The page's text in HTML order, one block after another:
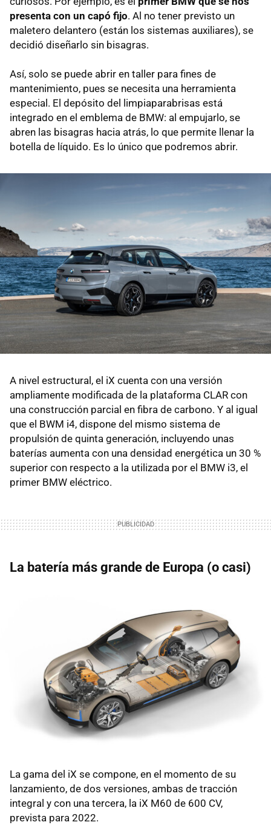
presenta con un capó fijo. Al no tener previsto un
maletero delantero (están los sistemas auxiliares), se
decidió diseñarlo sin bisagras.
Así, solo se puede abrir en taller para fines de
mantenimiento, pues se necesita una herramienta
especial. El depósito del limpiaparabrisas está
integrado en el emblema de BMW: al empujarlo, se
abren las bisagras hacia atrás, lo que permite llenar la
botella de líquido. Es lo único que podremos abrir.
A nivel estructural, el iX cuenta con una versión
ampliamente modificada de la plataforma CLAR con
una construcción parcial en fibra de carbono. Y al igual
que el BWM i4, dispone del mismo sistema de
propulsión de quinta generación, incluyendo unas
baterías aumenta con una densidad energética un 30 %
superior con respecto a la utilizada por el BMW i3, el
primer BMW eléctrico.
La batería más grande de Europa (o casi)
La gama del iX se compone, en el momento de su
lanzamiento, de dos versiones, ambas de tracción
integral y con una tercera, la iX M60 de 600 CV,
prevista para 2022.